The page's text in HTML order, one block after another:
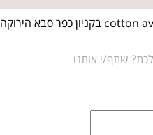
שתף/י אותנו